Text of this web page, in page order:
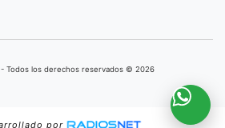
- Todos los derechos reservados © 2026
por